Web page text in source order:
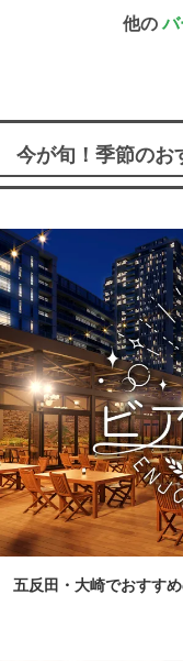
他の
今が旬！季節のお
五反田・大崎でおすす